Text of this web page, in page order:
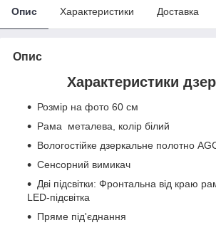
Опис Характеристики Доставка
Опис
Характеристики
Розмір на фото 60 см
Рама металева, колір білий
Вологостійке дзеркальне полотно
Сенсорний вимикач
Дві підсвітки: Фронтальна від краю
LED-підсвітка
Пряме під'єднання